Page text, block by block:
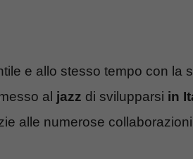
e allo stesso tempo con la
al jazz di svilupparsi in
alle numerose